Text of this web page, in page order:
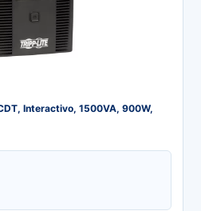
Interactivo, 1500VA, 900W,